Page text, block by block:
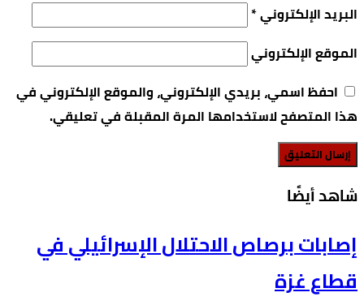
البريد الإلكتروني*
الموقع الإلكتروني
احفظ اسمي، بريدي الإلكتروني، والموقع الإلكتروني في
هذا المتصفح لاستخدامها المرة المقبلة في تعليقي.
‫شاهد أيضًا‬
إصابات برصاص الاحتلال الإسرائيلي في
قطاع غزة